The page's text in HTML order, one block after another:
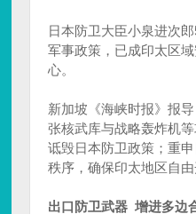
日本防卫大臣小泉进次
军事政策，已成印太区
心。
新加坡《海峡时报》报
张核武库与战略轰炸机
诋毁日本防卫政策；重
秩序，确保印太地区自由
出口防卫武器 增进多边